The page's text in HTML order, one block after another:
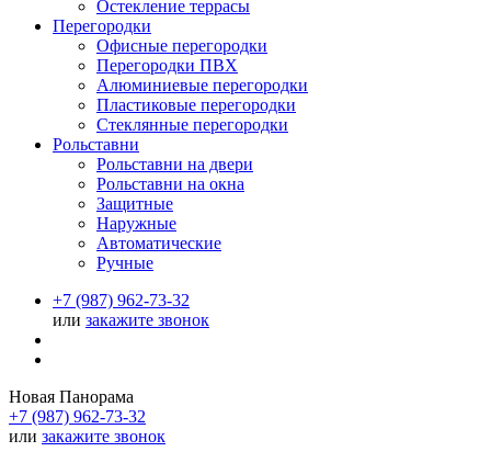
Остекление террасы
Перегородки
Офисные перегородки
Перегородки ПВХ
Алюминиевые перегородки
Пластиковые перегородки
Стеклянные перегородки
Рольставни
Рольставни на двери
Рольставни на окна
Защитные
Наружные
Автоматические
Ручные
+7 (987) 962-73-32
или закажите звонок
Новая Панорама
+7 (987) 962-73-32
или закажите звонок